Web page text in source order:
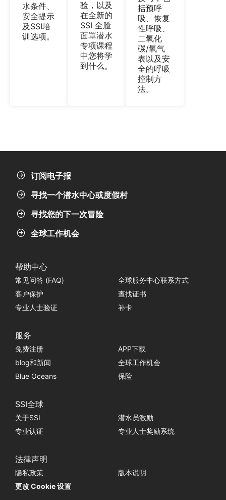
水条件、
安全提示
及SSI培
训选项。
验，以及
在全新的
SSI 全脸
面罩潜水
专项课程
中您将学
到什么。
括预呼
吸、恢复
性呼吸、
二氧化
碳/氧气
表以及安
全的呼吸
控制方
法。
订阅电子报
寻找一个潜水中心或度假村
寻找您的下一次冒险
全球工作机会
帮助中心
常见问答 (FAQ)
全球服务中心联系方式
客户保护
查找证书
专业人士验证
补卡
服务
免费注册
APP下载
blog和新闻
全球工作机会
Blue Oceans
保险
SSI全球
关于SSI
潜水员激励
专业认证
专业人士奖励系统
法律声明
隐私政策
版本说明
更改 Cookie 设置